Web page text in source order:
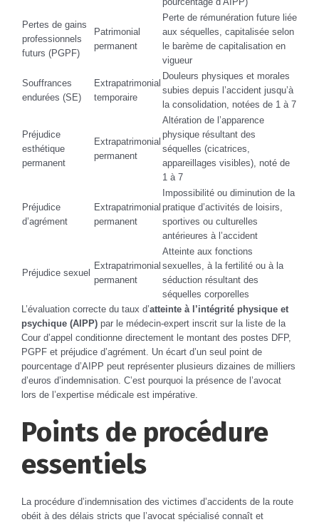
Pertes de gains
professionnels
futurs (PGPF)
Patrimonial
permanent
Perte de rémunération future liée
aux séquelles, capitalisée selon
le barème de capitalisation en
vigueur
Souffrances
endurées (SE)
Extrapatrimonial
temporaire
Douleurs physiques et morales
subies depuis l’accident jusqu’à
la consolidation, notées de 1 à 7
Préjudice
esthétique
permanent
Extrapatrimonial
permanent
Altération de l’apparence
physique résultant des
séquelles (cicatrices,
appareillages visibles), noté de
1 à 7
Préjudice
d’agrément
Extrapatrimonial
permanent
Impossibilité ou diminution de la
pratique d’activités de loisirs,
sportives ou culturelles
antérieures à l’accident
Préjudice sexuel
Extrapatrimonial
permanent
Atteinte aux fonctions
sexuelles, à la fertilité ou à la
séduction résultant des
séquelles corporelles
L’évaluation correcte du taux d’atteinte à l’intégrité physique et
psychique (AIPP) par le médecin-expert inscrit sur la liste de la
Cour d’appel conditionne directement le montant des postes DFP,
PGPF et préjudice d’agrément. Un écart d’un seul point de
pourcentage d’AIPP peut représenter plusieurs dizaines de milliers
d’euros d’indemnisation. C’est pourquoi la présence de l’avocat
lors de l’expertise médicale est impérative.
Points de procédure
essentiels
La procédure d’indemnisation des victimes d’accidents de la route
obéit à des délais stricts que l’avocat spécialisé connaît et